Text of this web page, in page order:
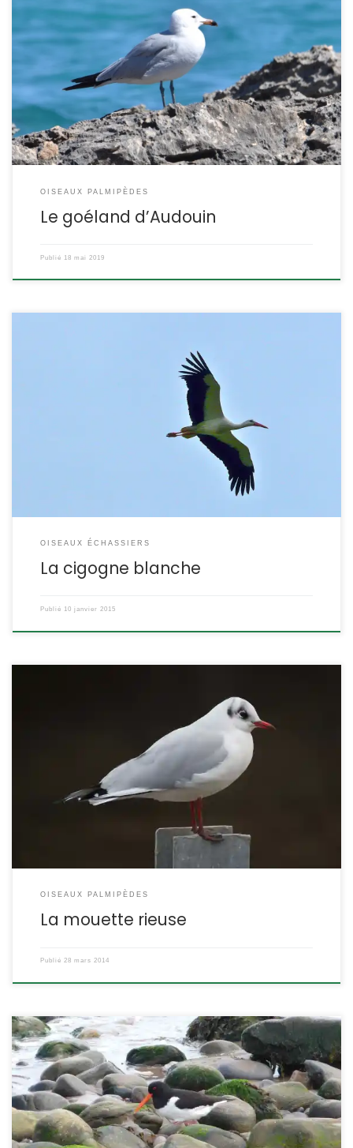
Le goéland d’Audouin C’est un très beau goéland aux lignes
élancées, considéré parmi les espèces nicheuses les plus rares
de France, on n’en compte que 30 à 90 couples, exclusivement
en Corse. La population mondiale est inférieure à 10000 couples,
ce qui en fait l’une des plus rares espèces de goélands. Larus […]
OISEAUX PALMIPÈDES
Le goéland d’Audouin
Publié 18 mai 2019
C’est un oiseau emblématique que tout le monde connaît dès
l’enfance. Peu farouche, il est facile à observer dans les zones où
il niche. L’installation de plates-formes sur des sites potentiels de
nidification à permis l’augmentation du nombre de couples
nicheurs. Ciconia ciconia POSITION SYSTÉMATIQUE : Vertébré,
Oiseau Famille des Ciconiidae ETYMOLOGIE : Ciconia […]
OISEAUX ÉCHASSIERS
La cigogne blanche
Publié 10 janvier 2015
Mouette, goéland ? Comment les reconnaître ? La mouette rieuse
est l’une des espèces les plus courantes, aussi bien dans les
terres qu’en bord de mer. Mais attention, elle mue deux fois par
an et change d’aspect ! Larus ridibundus POSITION
SYSTÉMATIQUE : Vertébré Oiseau Palmipède Famille des Laridae
ETYMOLOGIE : Larus = mouette et ridibundus = […]
OISEAUX PALMIPÈDES
La mouette rieuse
Publié 28 mars 2014
C’est certainement le limicole le plus facilement reconnaissable
de France d’autant qu’il n’est pas discret. Avec son bec massif
orange et son plumage noir et blanc, la pie de mer est un habitué
des littoraux de France. Haematopus ostralegus POSITION
SYSTÉMATIQUE : Vertébré Oiseau Famille des Charadriiformes